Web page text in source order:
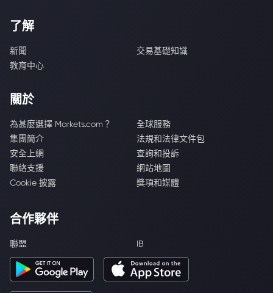
了解
新聞
交易基礎知識
教育中心
關於
為甚麼選擇 Markets.com？
全球服務
集團簡介
法規和法律文件包
安全上網
查詢和投訴
聯絡支援
網站地圖
Cookie 披露
獎項和媒體
合作夥伴
聯盟 IB